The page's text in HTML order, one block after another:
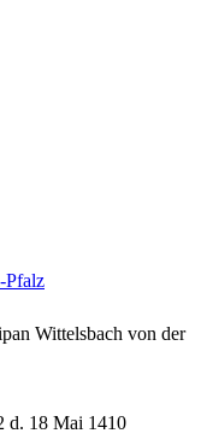
Pfalz
Wittelsbach von der
d. 18 Mai 1410